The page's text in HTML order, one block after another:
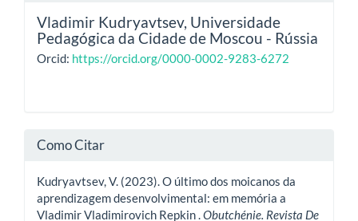
Vladimir Kudryavtsev, Universidade
Pedagógica da Cidade de Moscou - Rússia
Orcid: https://orcid.org/0000-0002-9283-6272
Como Citar
Kudryavtsev, V. (2023). O último dos moicanos da
aprendizagem desenvolvimental: em memória a
Vladimir Vladimirovich Repkin .Obutchénie. Revista De